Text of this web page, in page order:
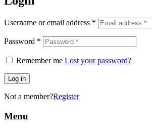
Username or email address *
Password *
Remember me Lost your password?
Log in
Not a member?Register
Menu